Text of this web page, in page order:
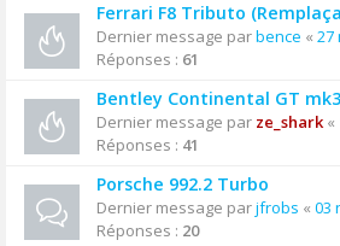
Ferrari F8 Tributo
Dernier message parbence « 27
Réponses : 61
Bentley Continental GT
Dernier message par ze_shark«
Réponses : 41
Porsche 992.2 Turbo
Dernier message parjfrobs « 03
Réponses : 20